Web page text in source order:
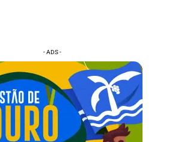
- ADS -